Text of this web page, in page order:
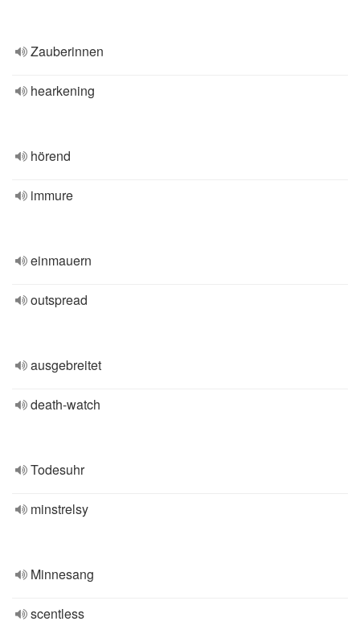
Zauberinnen
hearkening
hörend
immure
einmauern
outspread
ausgebreitet
death-watch
Todesuhr
minstrelsy
Minnesang
scentless